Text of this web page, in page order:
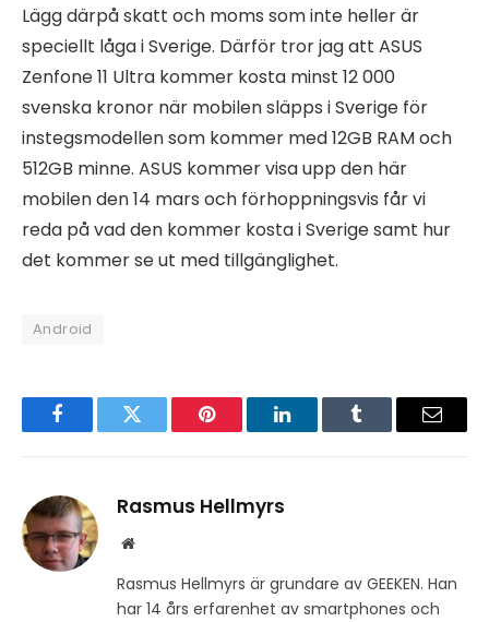
Lägg därpå skatt och moms som inte heller är
speciellt låga i Sverige. Därför tror jag att ASUS
Zenfone 11 Ultra kommer kosta minst 12 000
svenska kronor när mobilen släpps i Sverige för
instegsmodellen som kommer med 12GB RAM och
512GB minne. ASUS kommer visa upp den här
mobilen den 14 mars och förhoppningsvis får vi
reda på vad den kommer kosta i Sverige samt hur
det kommer se ut med tillgänglighet.
Android
FacebookTwitter Pinterest LinkedInTumblr Email
Rasmus Hellmyrs
Website
Rasmus Hellmyrs är grundare av GEEKEN. Han
har 14 års erfarenhet av smartphones och